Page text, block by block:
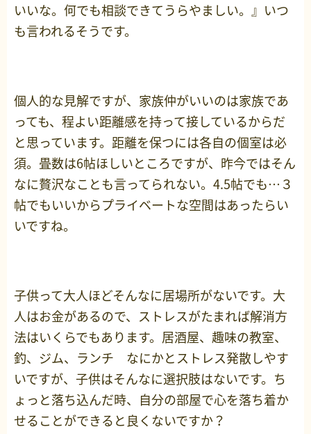
いいな。何でも相談できてうらやましい。』いつ
も言われるそうです。
個人的な見解ですが、家族仲がいいのは家族であ
っても、程よい距離感を持って接しているからだ
と思っています。距離を保つには各自の個室は必
須。畳数は6帖ほしいところですが、昨今ではそん
なに贅沢なことも言ってられない。4.5帖でも…３
帖でもいいからプライベートな空間はあったらい
いですね。
子供って大人ほどそんなに居場所がないです。大
人はお金があるので、ストレスがたまれば解消方
法はいくらでもあります。居酒屋、趣味の教室、
釣、ジム、ランチ なにかとストレス発散しやす
いですが、子供はそんなに選択肢はないです。ち
ょっと落ち込んだ時、自分の部屋で心を落ち着か
せることができると良くないですか？